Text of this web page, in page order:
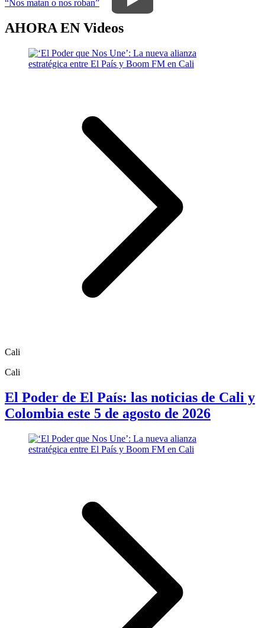
“Nos matan o nos roban”
AHORA EN Videos
Cali
Cali
El Poder de El País: las noticias de Cali y
Colombia este 5 de agosto de 2026